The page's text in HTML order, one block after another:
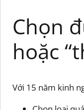
Chọn
hoặc
Với 15 năm kinh